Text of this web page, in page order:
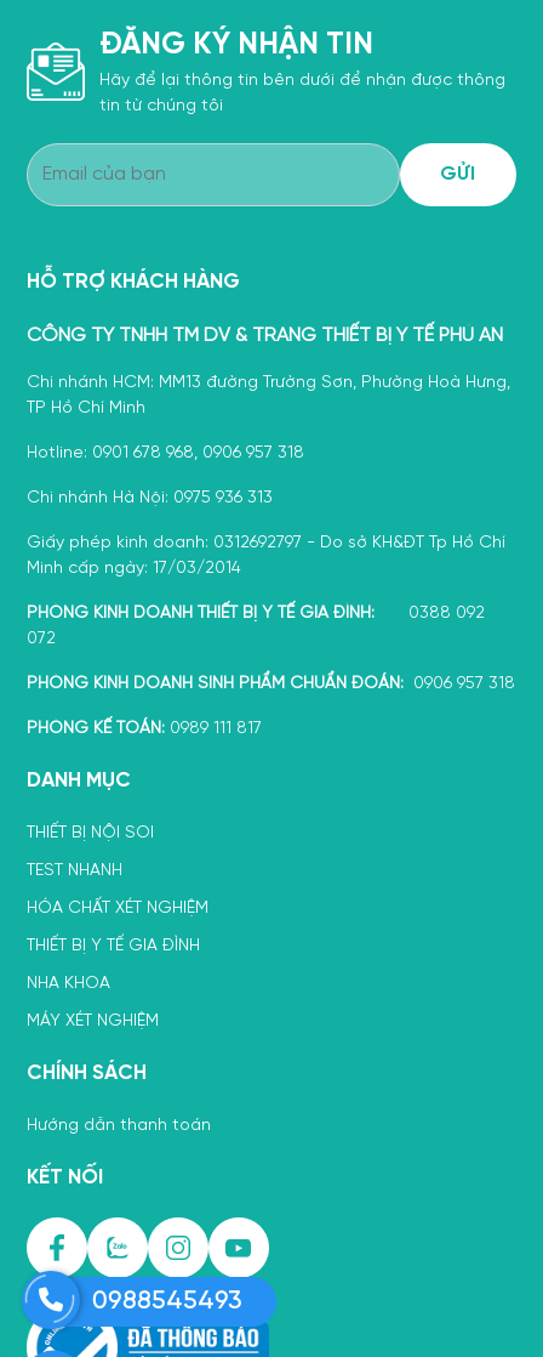
ĐĂNG KÝ NHẬN TIN
Hãy để lại thông tin bên dưới để nhận được thông
tin từ chúng tôi
HỖ TRỢ KHÁCH HÀNG
CÔNG TY TNHH TM DV & TRANG THIẾT BỊ Y TẾ PHÚ AN
Chi nhánh HCM: MM13 đường Trường Sơn, Phường Hoà Hưng,
TP Hồ Chí Minh
Hotline: 0901 678 968, 0906 957 318
Chi nhánh Hà Nội: 0975 936 313
Giấy phép kinh doanh: 0312692797 - Do sở KH&ĐT Tp Hồ Chí
Minh cấp ngày: 17/03/2014
PHÒNG KINH DOANH THIẾT BỊ Y TẾ GIA ĐÌNH: 0388 092
072
PHÒNG KINH DOANH SINH PHẨM CHUẨN ĐOÁN: 0906 957 318
PHÒNG KẾ TOÁN: 0989 111 817
DANH MỤC
THIẾT BỊ NỘI SOI
TEST NHANH
HÓA CHẤT XÉT NGHIỆM
THIẾT BỊ Y TẾ GIA ĐÌNH
NHA KHOA
MÁY XÉT NGHIỆM
CHÍNH SÁCH
Hướng dẫn thanh toán
KẾT NỐI
0988545493